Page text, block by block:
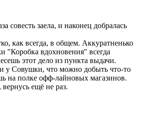
совесть заела, и наконец добралась
как всегда, в общем. Аккуратненько
"Коробка вдохновения" всегда
этот дело из пункта выдачи.
у Совушки, что можно добыть что-то
на полке офф-лайновых магазинов.
ещё не раз.